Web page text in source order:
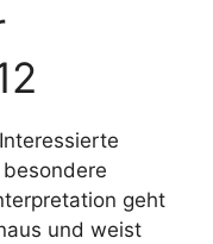
besondere
geht
und weist